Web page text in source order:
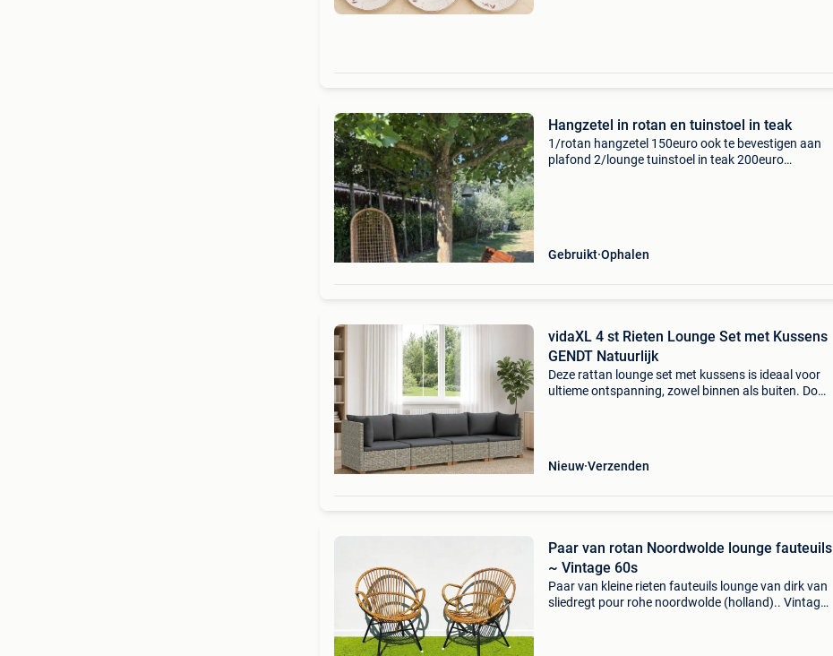
Hangzetel in rotan en tuinstoel in teak
1/rotan hangzetel 150euro ook te bevestigen aan
plafond 2/lounge tuinstoel in teak 200euro
Gebruikt Ophalen
vidaXL 4 st Rieten Lounge Set met Kussens
GENDT Natuurlijk
Deze rattan lounge set met kussens is ideaal voor
ultieme ontspanning, zowel binnen als buiten. Door
Nieuw Verzenden
Paar van rotan Noordwolde lounge fauteuils
~ Vintage 60s
Paar van kleine rieten fauteuils lounge van dirk van
sliedregt pour rohe noordwolde (holland).. Vintage